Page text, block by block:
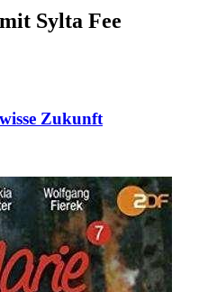
Sylta Fee
Zukunft